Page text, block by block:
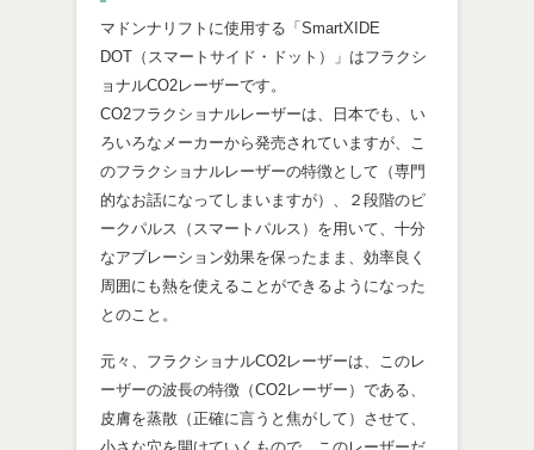
マドンナリフトに使用する「SmartXIDE
DOT（スマートサイド・ドット）」はフラクシ
ョナルCO2レーザーです。
CO2フラクショナルレーザーは、日本でも、い
ろいろなメーカーから発売されていますが、こ
のフラクショナルレーザーの特徴として（専門
的なお話になってしまいますが）、２段階のピ
ークパルス（スマートパルス）を用いて、十分
なアブレーション効果を保ったまま、効率良く
周囲にも熱を使えることができるようになった
とのこと。
元々、フラクショナルCO2レーザーは、このレ
ーザーの波長の特徴（CO2レーザー）である、
皮膚を蒸散（正確に言うと焦がして）させて、